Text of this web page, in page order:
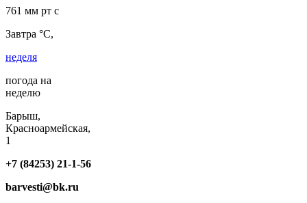
761 мм рт с
Завтра °C,
неделя
погода на
неделю
Барыш,
Красноармейская,
1
+7 (84253) 21-1-56
barvesti@bk.ru